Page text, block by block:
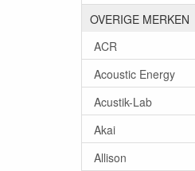
OVERIGE MERKEN
ACR
Acoustic Energy
Acustik-Lab
Akai
Allison